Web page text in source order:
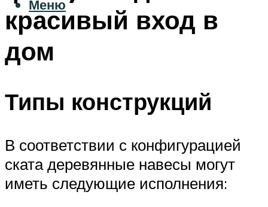
Меню
красивый вход в
дом
Типы конструкций
В соответствии с конфигурацией
ската деревянные навесы могут
иметь следующие исполнения: